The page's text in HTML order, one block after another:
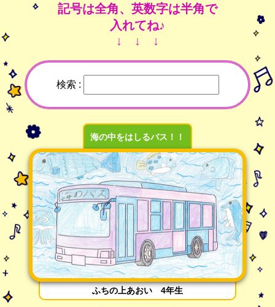
記号は全角、英数字は半角で
入れてね♪
↓ ↓ ↓
検索 :
海の中をはしるバス！！
ふちの上あおい 4年生